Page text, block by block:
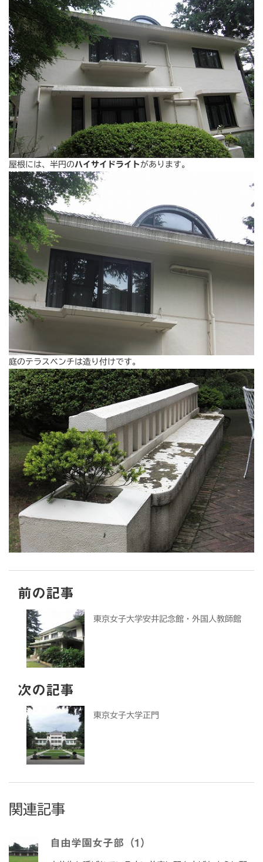
屋根には、半円のハイサイドライト があります。
庭のテラスベンチは造り付けです。
前の記事
東京女子大学安井記念館・外国人教師館
次の記事
東京女子大学正門
関連記事
自由学園女子部（1）